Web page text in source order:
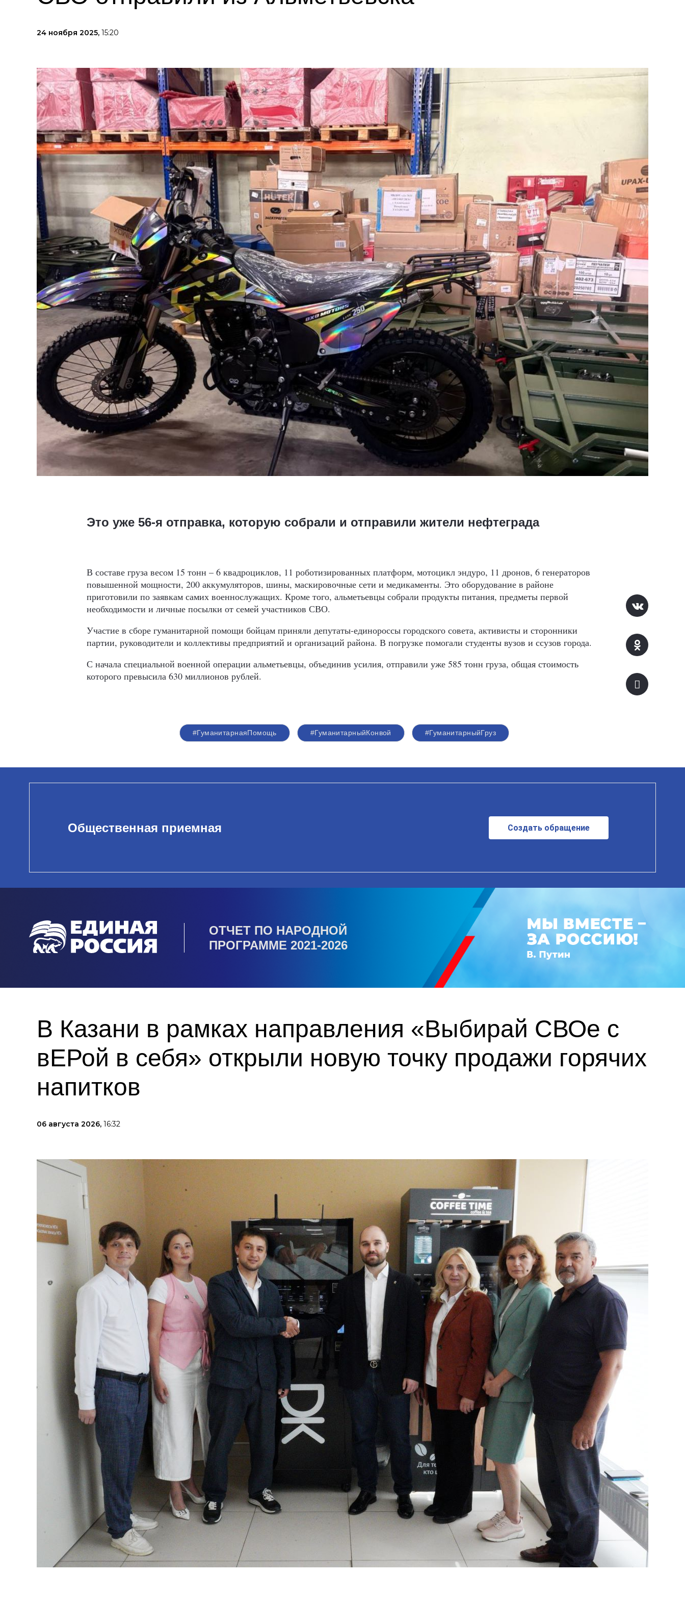
24 ноября 2025, 15:20
Это уже 56-я отправка, которую собрали и отправили жители нефтеграда
В составе груза весом 15 тонн – 6 квадроциклов, 11 роботизированных платформ, мотоцикл эндуро, 11 дронов, 6 генераторов
повышенной мощности, 200 аккумуляторов, шины, маскировочные сети и медикаменты. Это оборудование в районе
приготовили по заявкам самих военнослужащих. Кроме того, альметьевцы собрали продукты питания, предметы первой
необходимости и личные посылки от семей участников СВО.
Участие в сборе гуманитарной помощи бойцам приняли депутаты-единороссы городского совета, активисты и сторонники
партии, руководители и коллективы предприятий и организаций района. В погрузке помогали студенты вузов и ссузов города.
С начала специальной военной операции альметьевцы, объединив усилия, отправили уже 585 тонн груза, общая стоимость
которого превысила 630 миллионов рублей.
#ГуманитарнаяПомощь #ГуманитарныйКонвой #ГуманитарныйГруз
Общественная приемная Создать обращение
ОТЧЕТ ПО НАРОДНОЙ
ПРОГРАММЕ 2021-2026
В Казани в рамках направления «Выбирай СВОе с
вЕРой в себя» открыли новую точку продажи горячих
напитков
06 августа 2026, 16:32